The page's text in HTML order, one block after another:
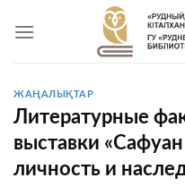
ЖАҢАЛЫҚТАР
Литературные
выставки
личность и